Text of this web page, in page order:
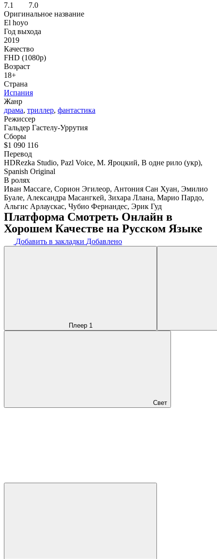
7.1
7.0
Оригинальное название
El hoyo
Год выхода
2019
Качество
FHD (1080p)
Возраст
18+
Страна
Испания
Жанр
драма, триллер, фантастика
Режиссер
Гальдер Гастелу-Уррутия
Сборы
$1 090 116
Перевод
HDRezka Studio, Pazl Voice, М. Яроцкий, В одне рило (укр),
Spanish Original
В ролях
Иван Массаге, Сорион Эгилеор, Антония Сан Хуан, Эмилио
Буале, Александра Масангкей, Зихара Ллана, Марио Пардо,
Альгис Арлаускас, Чубио Фернандес, Эрик Гуд
Платформа Смотреть Онлайн в
Хорошем Качестве на Русском Языке
Добавить в закладки Добавлено
Плеер 1
Свет